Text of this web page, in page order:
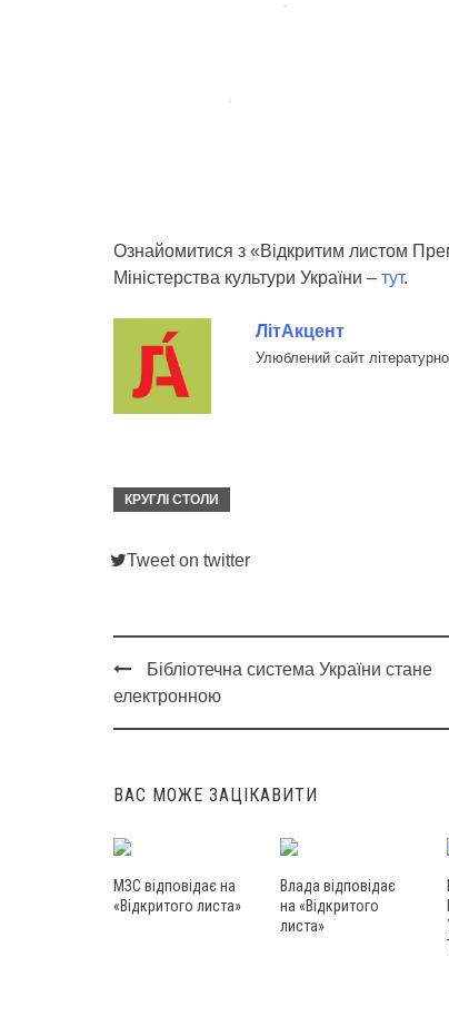
Ознайомитися з «Відкритим листом
Міністерства культури України – тут.
ЛітАкцент
Улюблений сайт
КРУГЛІ СТОЛИ
Tweet on twitter
Post
navigation
Бібліотечна система України стане
електронною
ВАС МОЖЕ ЗАЦІКАВИТИ
МЗС відповідає на
«Відкритого листа»
Влада відповідає
на «Відкритого
листа»